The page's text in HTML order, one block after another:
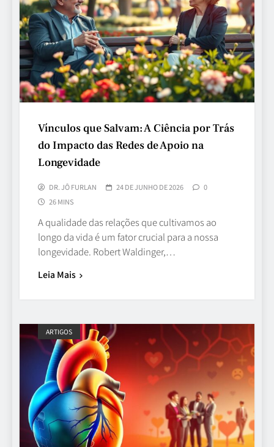
Vínculos que Salvam: A Ciência por Trás
do Impacto das Redes de Apoio na
Longevidade
DR. JÔ FURLAN 24 DE JUNHO DE 2026
0
26 MINS
A qualidade das relações que cultivamos ao
longo da vida é um fator crucial para a nossa
longevidade. Robert Waldinger,…
Leia Mais
ARTIGOS